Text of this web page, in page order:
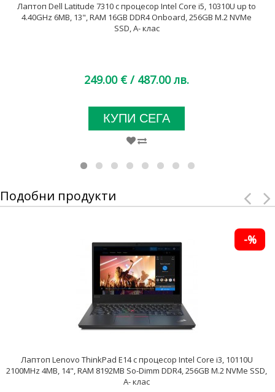
Лаптоп Dell Latitude 7310 с процесор Intel Core i5, 10310U up to
4.40GHz 6MB, 13", RAM 16GB DDR4 Onboard, 256GB M.2 NVMe
SSD, A- клас
249.00 € / 487.00 лв.
КУПИ СЕГА
Подобни продукти
Лаптоп Lenovo ThinkPad E14 с процесор Intel Core i3, 10110U
2100MHz 4MB, 14", RAM 8192MB So-Dimm DDR4, 256GB M.2 NVMe SSD,
A- клас
-%